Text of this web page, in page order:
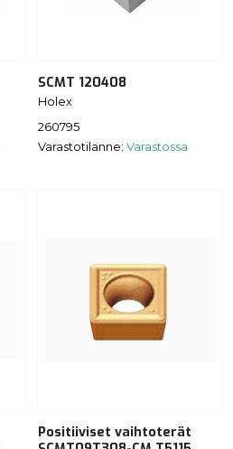
SCMT 120408
Holex
260795
Varastotilanne: Varastossa
Positiiviset vaihtoterät